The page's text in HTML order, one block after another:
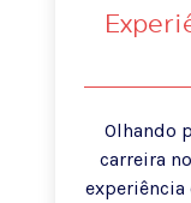
Olhando
carreira